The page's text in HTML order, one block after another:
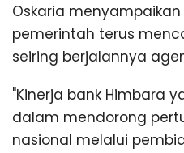
Oskaria
pemerintah terus
seiring berjalannya
"Kinerja bank Himbara
dalam mendorong
nasional melalui